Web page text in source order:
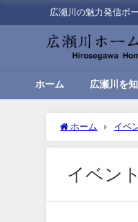
広瀬川の魅力発信ポ
ホーム 広瀬川を
ホーム イベ
イベン
01:00
04:00